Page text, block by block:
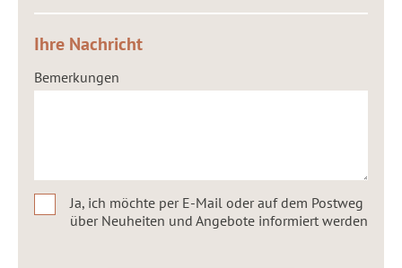
Ihre Nachricht
Bemerkungen
Ja, ich möchte per E-Mail oder auf dem Postweg
über Neuheiten und Angebote informiert werden